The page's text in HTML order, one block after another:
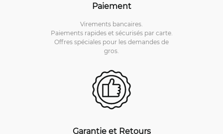
Paiement
Virements bancaires.
Paiements rapides et sécurisés par carte.
Offres spéciales pour les demandes de
gros.
Garantie et Retours